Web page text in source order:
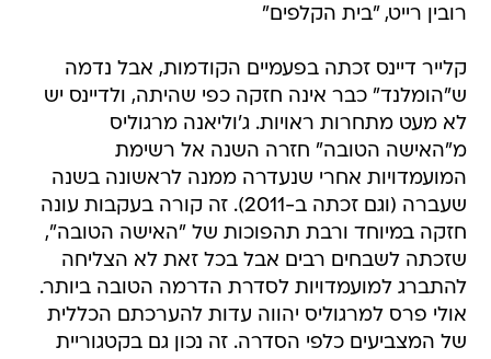
רובין רייט, "בית הקלפים"
קלייר דיינס זכתה בפעמיים הקודמות, אבל נדמה
ש"הומלנד" כבר אינה חזקה כפי שהיתה, ולדיינס יש
לא מעט מתחרות ראויות. ג'וליאנה מרגוליס
מ"האישה הטובה" חזרה השנה אל רשימת
המועמדויות אחרי שנעדרה ממנה לראשונה בשנה
שעברה (וגם זכתה ב-2011). זה קורה בעקבות עונה
חזקה במיוחד ורבת תהפוכות של "האישה הטובה",
שזכתה לשבחים רבים אבל בכל זאת לא הצליחה
להתברג למועמדויות לסדרת הדרמה הטובה ביותר.
אולי פרס למרגוליס יהווה עדות להערכתם הכללית
של המצביעים כלפי הסדרה. זה נכון גם בקטגוריית